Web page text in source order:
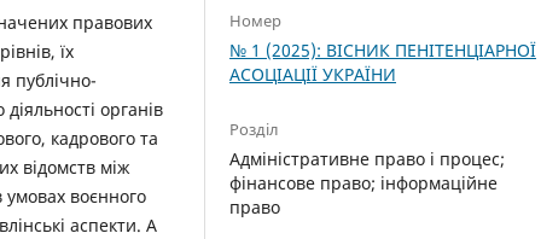
правових
їх
публічно-
органів
кадрового та
відомств між
воєнного
аспекти. А
Номер
№ 1 (2025): ВІСНИК ПЕНІТЕНЦІАРНОЇ
АСОЦІАЦІЇ УКРАЇНИ
Розділ
Адміністративне право і процес;
фінансове право; інформаційне
право